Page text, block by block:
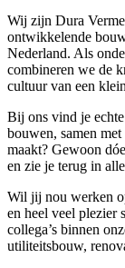
Wij zijn Dura
ontwikkelende
Nederland. Als
combineren we de
cultuur van een
Bij ons vind je
bouwen, samen met
maakt? Gewoon
en zie je terug in
Wil jij nou werken
en heel veel plezier
collega’s binnen
utiliteitsbouw,